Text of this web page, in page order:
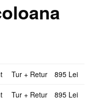
Tur + Retur 895 Lei
Tur + Retur 895 Lei